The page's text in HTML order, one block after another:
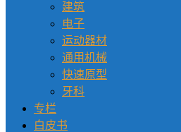
建筑
电子
运动器材
通用机械
快速原型
牙科
专栏
白皮书